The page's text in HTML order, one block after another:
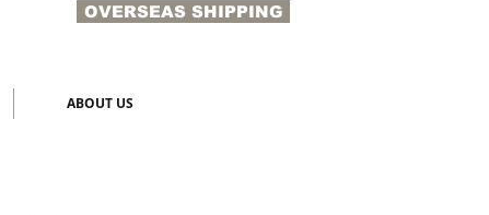
OVERSEAS SHIPPING
ABOUT US